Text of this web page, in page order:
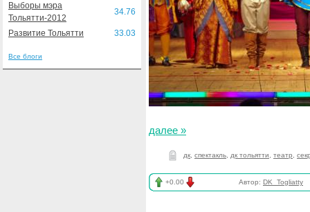
Выборы мэра
Тольятти-2012
34.76
Развитие Тольятти 33.03
Все блоги
далее »
дк спектакль дк тольятти театр
+0.00 Автор: DK_Togliatty